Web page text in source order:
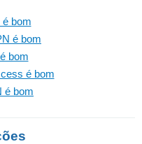
bom
é bom
bom
é bom
é bom